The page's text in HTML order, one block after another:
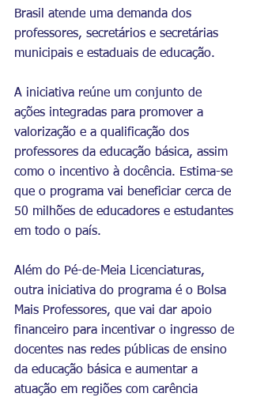
Brasil atende uma demanda dos
professores, secretários e secretárias
municipais e estaduais de educação.
A iniciativa reúne um conjunto de
ações integradas para promover a
valorização e a qualificação dos
professores da educação básica, assim
como o incentivo à docência. Estima-se
que o programa vai beneficiar cerca de
50 milhões de educadores e estudantes
em todo o país.
Além do Pé-de-Meia Licenciaturas,
outra iniciativa do programa é o Bolsa
Mais Professores, que vai dar apoio
financeiro para incentivar o ingresso de
docentes nas redes públicas de ensino
da educação básica e aumentar a
atuação em regiões com carência